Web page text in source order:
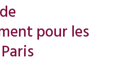
pour les